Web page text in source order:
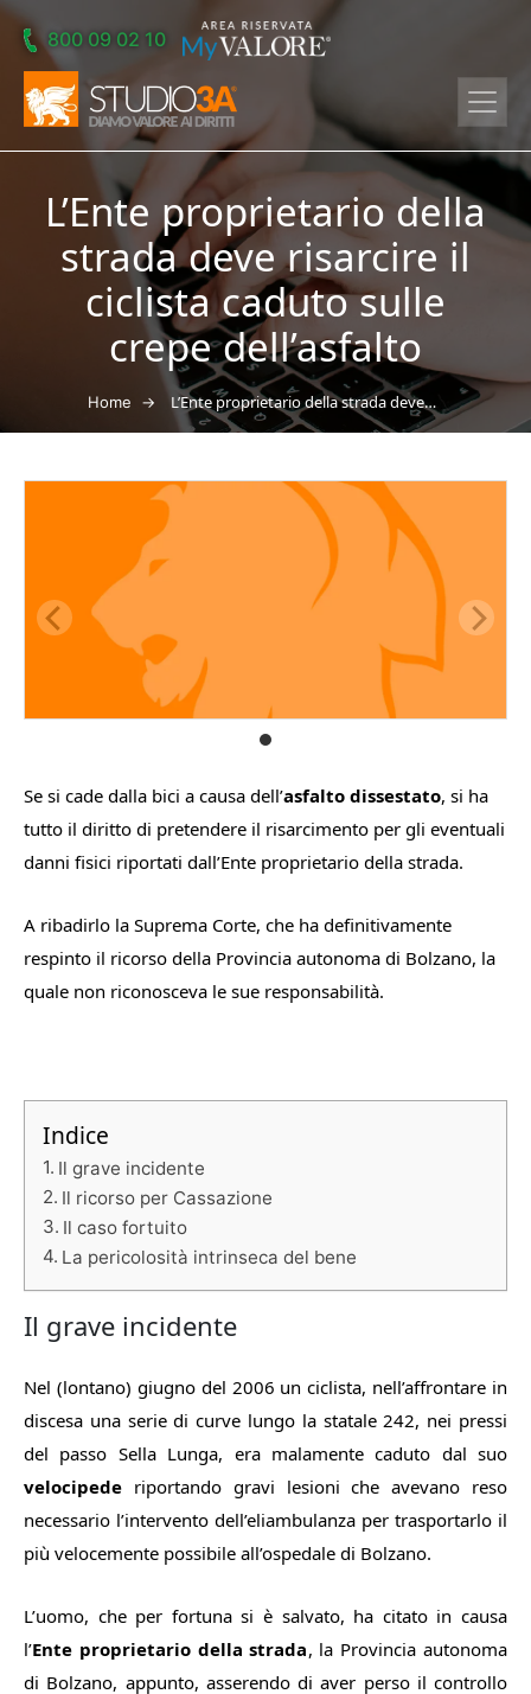
Skip to main content
800 09 02 10
L’Ente proprietario della
strada deve risarcire il
ciclista caduto sulle
crepe dell’asfalto
Home → L’Ente proprietario della strada deve risarcire il ciclista caduto sulle crepe dell’asfalto
Se si cade dalla bici a causa dell’asfalto dissestato, si ha
tutto il diritto di pretendere il risarcimento per gli eventuali
danni fisici riportati dall’Ente proprietario della strada.
A ribadirlo la Suprema Corte, che ha definitivamente
respinto il ricorso della Provincia autonoma di Bolzano, la
quale non riconosceva le sue responsabilità.
Indice
Il grave incidente
Il ricorso per Cassazione
Il caso fortuito
La pericolosità intrinseca del bene
Il grave incidente
Nel (lontano) giugno del 2006 un ciclista, nell’affrontare in
discesa una serie di curve lungo la statale 242, nei pressi
del passo Sella Lunga, era malamente caduto dal suo
velocipede riportando gravi lesioni che avevano reso
necessario l’intervento dell’eliambulanza per trasportarlo il
più velocemente possibile all’ospedale di Bolzano.
L’uomo, che per fortuna si è salvato, ha citato in causa
l’Ente proprietario della strada, la Provincia autonoma
di Bolzano, appunto, asserendo di aver perso il controllo